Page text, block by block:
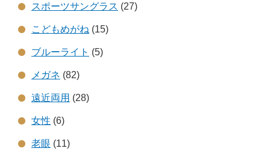
スポーツサングラス (27)
こどもめがね (15)
ブルーライト (5)
メガネ (82)
遠近両用 (28)
女性 (6)
老眼 (11)